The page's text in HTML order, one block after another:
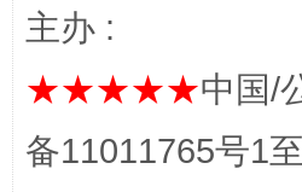
主办 :
★★★★★中国/
备11011765号1